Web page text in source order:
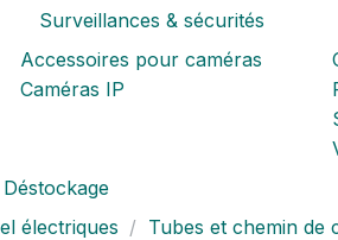
Surveillances & sécurités
Accessoires pour caméras
Caméras IP
Déstockage
électriques Tubes et chemin de